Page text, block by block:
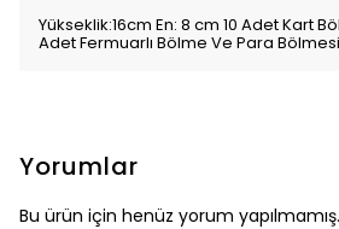
Yükseklik:16cm En: 8 cm 10 Adet Kart
Adet Fermuarlı Bölme Ve Para
Yorumlar
Bu ürün için henüz yorum yapılmamış.